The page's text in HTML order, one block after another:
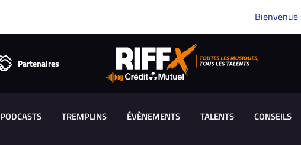
Bienvenue
Partenaires
PODCASTS TREMPLINS ÉVÈNEMENTS TALENTS CONSEILS